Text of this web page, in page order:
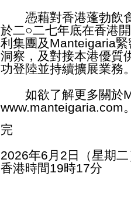
憑藉對香港蓬勃飲食
於二○二七年底在香港
利集團及Manteigaria
洞察，及對接本港優質
功登陸並持續擴展業務
如欲了解更多關於
www.manteigaria.com
完
2026年6月2日（星期
香港時間19時17分